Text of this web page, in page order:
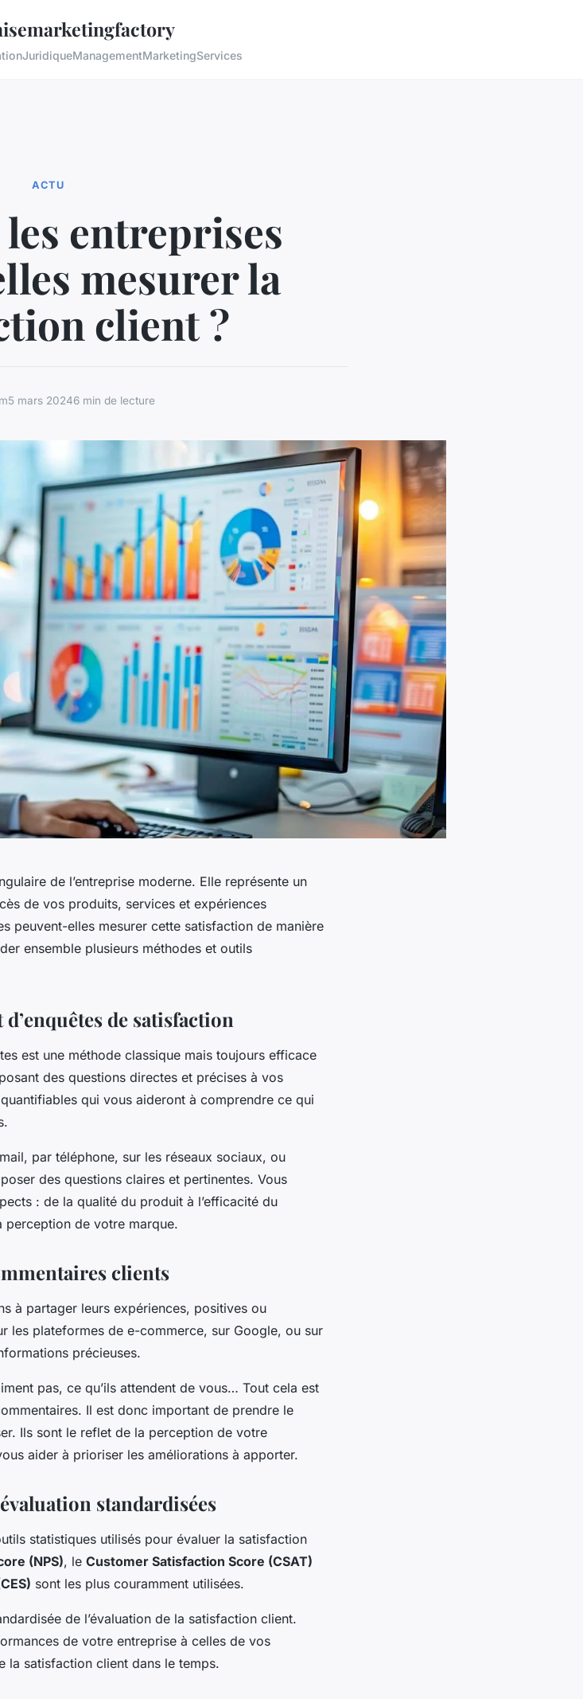
JuridiqueManagementMarketingServices
ACTU
entreprises
mesurer la
client ?
5 mars 20246 min de lecture
de l’entreprise moderne. Elle représente un
de vos produits, services et expériences
peuvent-elles mesurer cette satisfaction de manière
ensemble plusieurs méthodes et outils
de satisfaction
est une méthode classique mais toujours efficace
des questions directes et précises à vos
qui vous aideront à comprendre ce qui
par téléphone, sur les réseaux sociaux, ou
des questions claires et pertinentes. Vous
: de la qualité du produit à l’efficacité du
perception de votre marque.
clients
à partager leurs expériences, positives ou
les plateformes de e-commerce, sur Google, ou sur
précieuses.
pas, ce qu’ils attendent de vous… Tout cela est
Il est donc important de prendre le
Ils sont le reflet de la perception de votre
aider à prioriser les améliorations à apporter.
standardisées
statistiques utilisés pour évaluer la satisfaction
(NPS), le Customer Satisfaction Score (CSAT)
sont les plus couramment utilisées.
de l’évaluation de la satisfaction client.
de votre entreprise à celles de vos
la satisfaction client dans le temps.